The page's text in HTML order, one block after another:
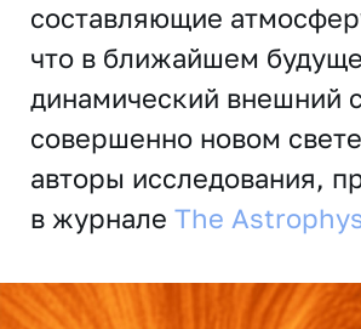
составляющие
что в ближайшем
динамический внешний
совершенно новом
авторы исследования,
в журнале The